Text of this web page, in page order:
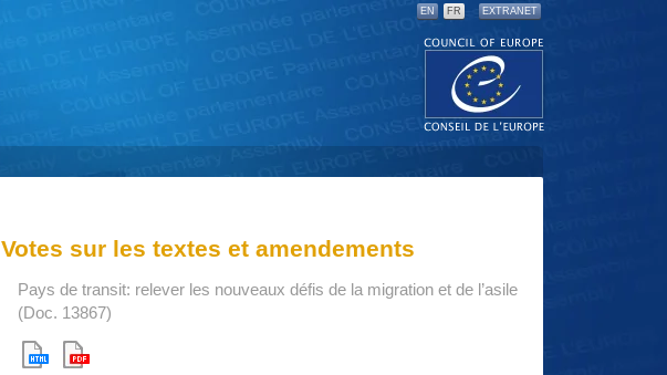
EN FR EXTRANET
Votes sur les textes et amendements
Pays de transit: relever les nouveaux défis de la migration et de l’asile
(Doc. 13867)